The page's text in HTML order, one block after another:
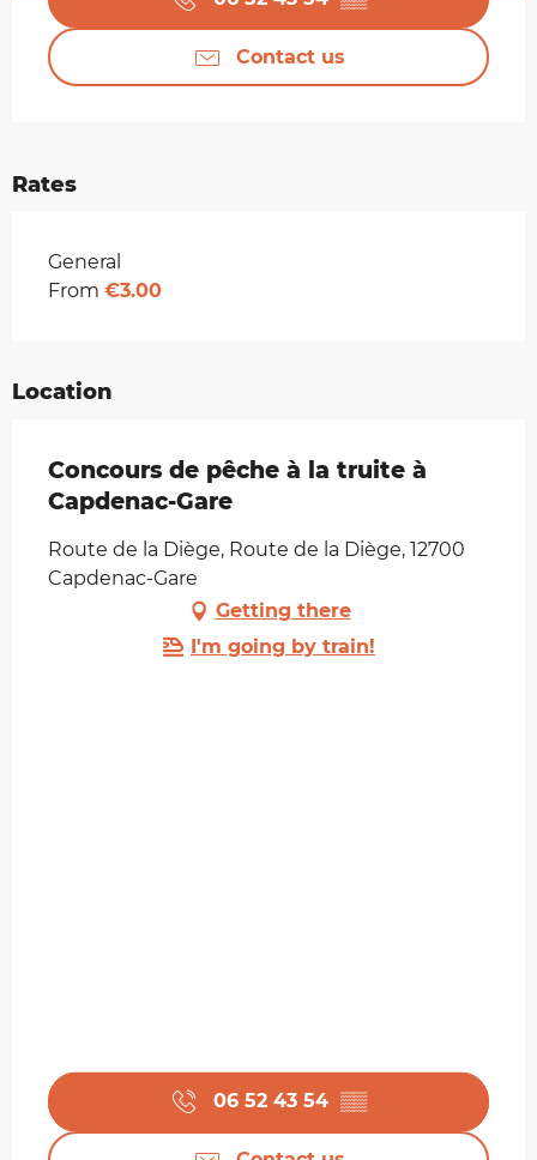
Contact us
Rates
Rates 2026
General
From €3.00
Location
Concours de pêche à la truite à
Capdenac-Gare
Route de la Diège, Route de la Diège, 12700
Capdenac-Gare
Getting there
I'm going by train!
06 52 43 54 ▒▒